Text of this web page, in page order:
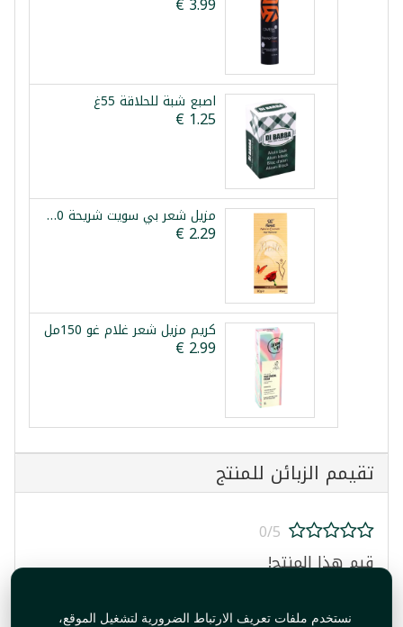
نستخدم ملفات تعريف الارتباط الضرورية لتشغيل الموقع،
اصبع شبة للحلاقة 55غ
مزيل شعر بي سويت شريحة 90غ
كريم مزيل شعر غلام غو 150مل
تقيمم الزبائن للمنتج
0/5
قيم هذا المنتج!